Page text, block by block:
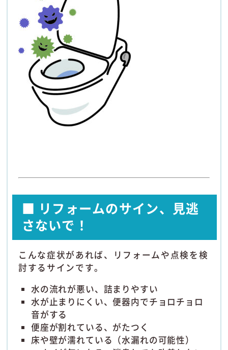
■ リフォームのサイン、見逃
さないで！
こんな症状があれば、リフォームや点検を検
討するサインです。
水の流れが悪い、詰まりやすい
水が止まりにくい、便器内でチョロチョロ
音がする
便座が割れている、がたつく
床や壁が濡れている（水漏れの可能性）